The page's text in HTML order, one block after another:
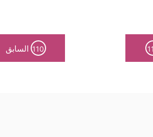
الحسد، ودور هذه
ٱلۡكِتَـٰبِ وَلَا ٱلۡمُشۡرِكِینَ أَن یُنَزَّلَ عَلَیۡكُم مِّنۡ
110 السابق